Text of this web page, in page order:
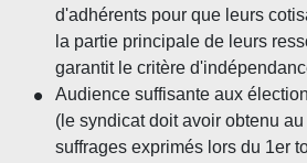
d'adhérents pour que leurs
la partie principale de leurs
garantit le critère
Audience suffisante aux
(le syndicat doit avoir obtenu
suffrages exprimés lors du 1er